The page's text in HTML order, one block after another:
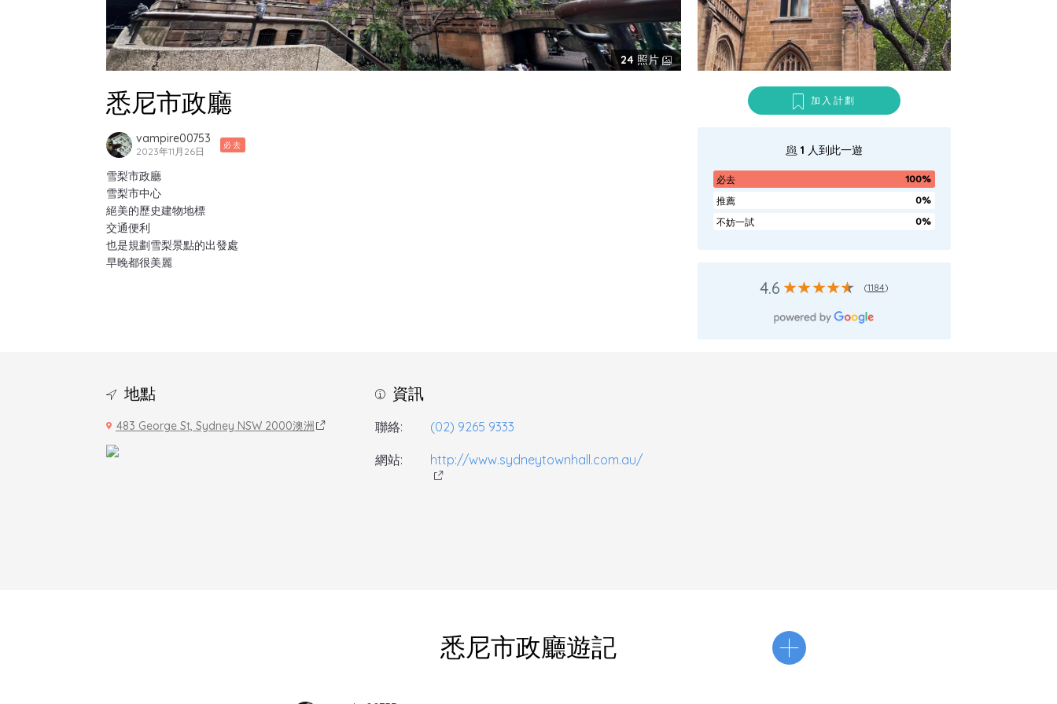
24 照片
悉尼市政廳
vampire00753
2023年11月26日
必去
雪梨市政廳
雪梨市中心
絕美的歷史建物地標
交通便利
也是規劃雪梨景點的出發處
早晚都很美麗
加入計劃
1 人到此一遊
必去
100%
推薦
0%
不妨一試
0%
4.6 (1184)
地點
483 George St, Sydney NSW 2000澳洲
資訊
聯絡: (02) 9265 9333
網站: http://www.sydneytownhall.com.au/
悉尼市政廳遊記